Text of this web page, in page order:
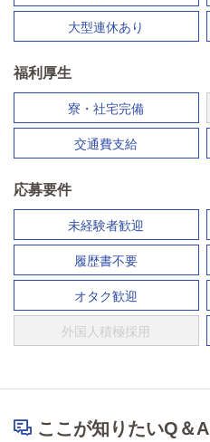
大型連休あり
福利厚生
寮・社宅完備
交通費支給
応募要件
未経験者歓迎
履歴書不要
オタク歓迎
外国人積極採用
ここが知りたいQ＆A